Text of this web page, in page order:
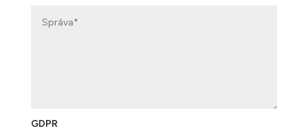
GDPR